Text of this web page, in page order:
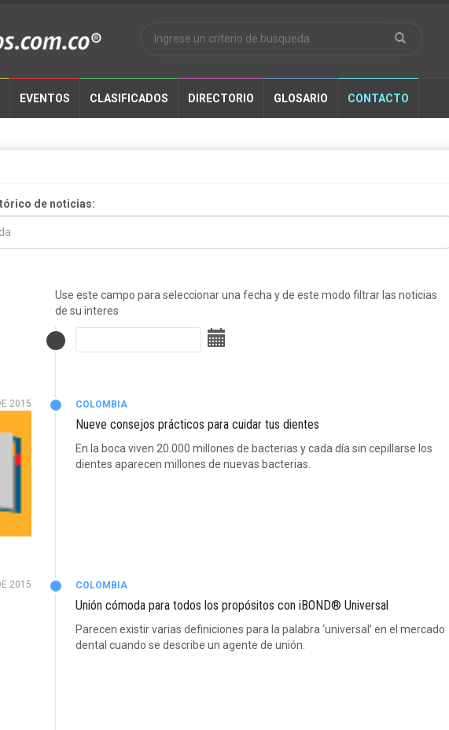
EVENTOS CLASIFICADOS DIRECTORIO GLOSARIO CONTACTO
de noticias:
Use este campo para seleccionar una fecha y de este modo filtrar las noticias
de su interes
2015 COLOMBIA
Nueve consejos prácticos para cuidar tus dientes
En la boca viven 20.000 millones de bacterias y cada día sin cepillarse los
dientes aparecen millones de nuevas bacterias.
2015 COLOMBIA
Unión cómoda para todos los propósitos con iBOND® Universal
Parecen existir varias definiciones para la palabra ‘universal’ en el mercado
dental cuando se describe un agente de unión.